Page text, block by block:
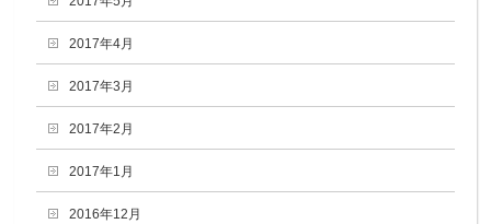
2017年4月
2017年3月
2017年2月
2017年1月
2016年12月